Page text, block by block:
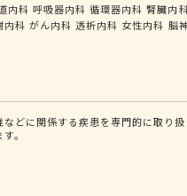
内科 呼吸器内科 循環器内科 腎臓内
内科 がん内科 透析内科 女性内科 脳
どに関係する疾患を専門的に取り
。